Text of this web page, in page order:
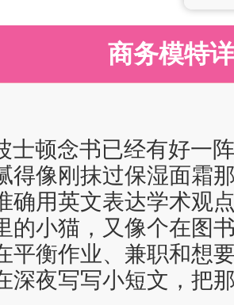
商务模特
顿念书已经有好一
得像刚抹过保湿面霜
确用英文表达学术
的小猫，又像个在图
平衡作业、兼职和
深夜写写小短文，把